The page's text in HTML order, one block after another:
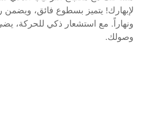
لإبهارك! يتميز بسطوع فائق، ويضمن
ونهاراً. مع استشعار ذكي للحركة،
وصولك.